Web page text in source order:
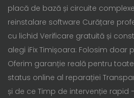
placă de bază și circuite
reinstalare software Curățare
cu lichid Verificare gratuită și
alegi iFix Timișoara: Folosim
Oferim garanție reală pentru
status online al reparației
și de ce Timp de intervenție rapid